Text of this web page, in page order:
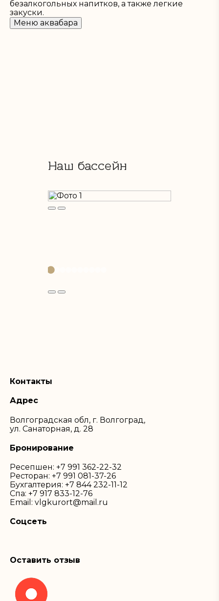
безалкогольных напитков, а также легкие
закуски.
Меню аквабара
Наш бассейн
Контакты
Адрес
Волгоградская обл, г. Волгоград,
ул. Санаторная, д. 28
Бронирование
Ресепшен: +7 991 362-22-32
Ресторан: +7 991 081-37-26
Бухгалтерия: +7 844 232-11-12
Спа: +7 917 833-12-76
Email: vlgkurort@mail.ru
Соцсеть
Оставить отзыв